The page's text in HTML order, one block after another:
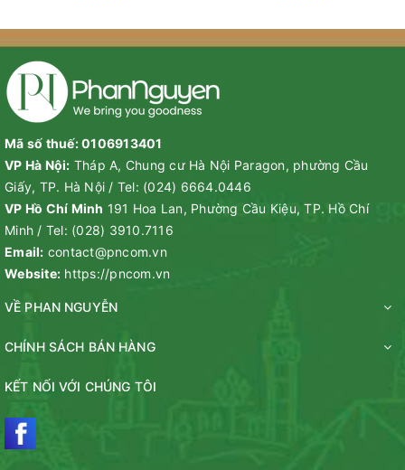
Mã số thuế: 0106913401
VP Hà Nội: Tháp A, Chung cư Hà Nội Paragon, phường Cầu
Giấy, TP. Hà Nội / Tel: (024) 6664.0446
VP Hồ Chí Minh 191 Hoa Lan, Phường Cầu Kiệu, TP. Hồ Chí
Minh / Tel: (028) 3910.7116
Email: contact@pncom.vn
Website: https://pncom.vn
VỀ PHAN NGUYỄN
CHÍNH SÁCH BÁN HÀNG
KẾT NỐI VỚI CHÚNG TÔI